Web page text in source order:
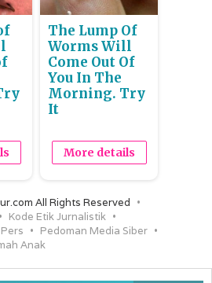
The Lump Of
Worms Will
Come Out Of
You In The
Morning. Try
It
More details
All Rights Reserved
Kode Etik Jurnalistik
Pedoman Media Siber
Anak